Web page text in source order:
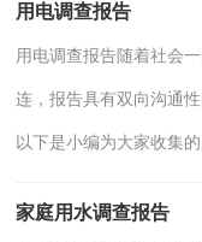
用电调查报告
用电调查报告随着社会
连，报告具有双向沟通
以下是小编为大家收集
家庭用水调查报告